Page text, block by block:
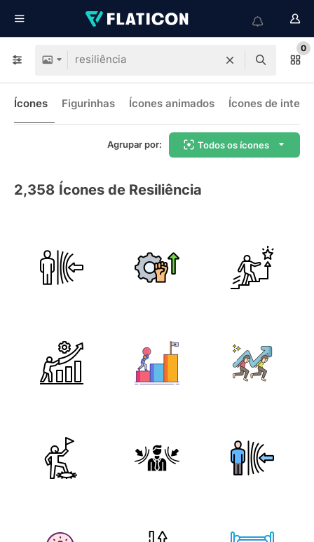
0
Ícones Figurinhas Ícones animados Ícones de
Agrupar por: Todos os ícones
2,358 Ícones de Resiliência